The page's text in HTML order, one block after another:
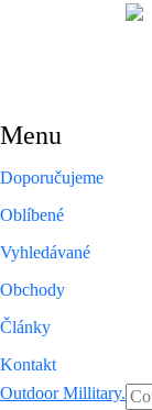
Menu
Doporučujeme
Oblíbené
Vyhledávané
Obchody
Články
Kontakt
Outdoor Millitary.